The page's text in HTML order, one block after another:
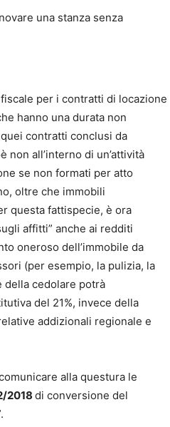
una stanza senza
per i contratti di locazione
hanno una durata non
contratti conclusi da
non all’interno di un’attività
se non formati per atto
oltre che immobili
questa fattispecie, è ora
affitti” anche ai redditi
oneroso dell’immobile da
(per esempio, la pulizia, la
della cedolare potrà
del 21%, invece della
addizionali regionale e
alla questura le
2018 di conversione del